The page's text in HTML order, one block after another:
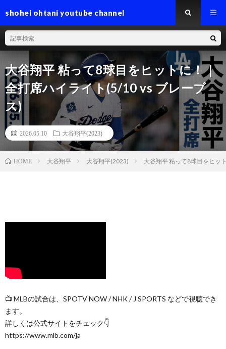
shohei ohtani youtube channel
大谷翔平 粘って8球目をヒットに！｜
全打席ハイライト(5/10 vs ブレーブ
ス)
2026.05.10 大谷翔平(2023)
HOME 大谷翔平 大谷翔平(2023) 大谷翔平 粘って8球目をヒッ
📺 MLBの試合は、SPOTV NOW / NHK / J SPORTS などで視聴でき
ます。
詳しくは公式サイトをチェック👇
https://www.mlb.com/ja